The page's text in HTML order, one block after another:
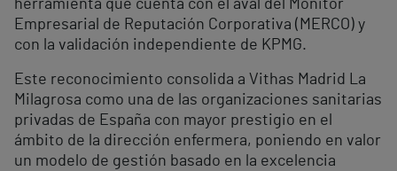
herramienta que cuenta con el aval del Monitor
Empresarial de Reputación Corporativa (MERCO) y
con la validación independiente de KPMG.
Este reconocimiento consolida a Vithas Madrid La
Milagrosa como una de las organizaciones sanitarias
privadas de España con mayor prestigio en el
ámbito de la dirección enfermera, poniendo en valor
un modelo de gestión basado en la excelencia